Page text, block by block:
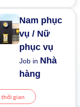
Nam phục
vụ / Nữ
phục vụ
Job in Nhà
hàng
thời gian